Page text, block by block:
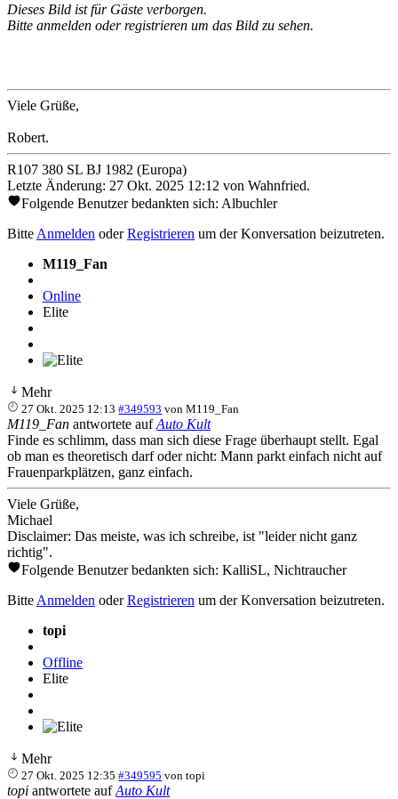
Dieses Bild ist für Gäste verborgen.
Bitte anmelden oder registrieren um das Bild zu sehen.
Viele Grüße,
Robert.
R107 380 SL BJ 1982 (Europa)
Letzte Änderung: 27 Okt. 2025 12:12 von Wahnfried.
Folgende Benutzer bedankten sich: Albuchler
Bitte Anmelden oderRegistrieren um der Konversation beizutreten.
M119_Fan
Online
Elite
Mehr
27 Okt. 2025 12:13 #349593 vonM119_Fan
M119_Fan antwortete aufAuto Kult
Finde es schlimm, dass man sich diese Frage überhaupt stellt. Egal
ob man es theoretisch darf oder nicht: Mann parkt einfach nicht auf
Frauenparkplätzen, ganz einfach.
Viele Grüße,
Michael
Disclaimer: Das meiste, was ich schreibe, ist "leider nicht ganz
richtig".
Folgende Benutzer bedankten sich: KalliSL, Nichtraucher
Bitte Anmelden oderRegistrieren um der Konversation beizutreten.
topi
Offline
Elite
Mehr
27 Okt. 2025 12:35 #349595 vontopi
topi antwortete aufAuto Kult